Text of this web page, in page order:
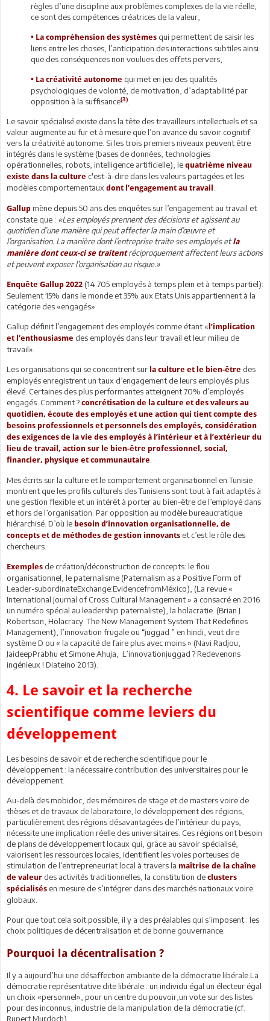
règles d’une discipline aux problèmes complexes de la vie réelle,
ce sont des compétences créatrices de la valeur,
• La compréhension des systèmes qui permettent de saisir les
liens entre les choses, l’anticipation des interactions subtiles ainsi
que des conséquences non voulues des effets pervers,
• La créativité autonome qui met en jeu des qualités
psychologiques de volonté, de motivation, d’adaptabilité par
opposition à la suffisance(3)
Le savoir spécialisé existe dans la tête des travailleurs intellectuels et sa
valeur augmente au fur et à mesure que l’on avance du savoir cognitif
vers la créativité autonome. Si les trois premiers niveaux peuvent être
intégrés dans le système (bases de données, technologies
opérationnelles, robots, intelligence artificielle), le quatrième niveau
existe dans la culture c'est-à-dire dans les valeurs partagées et les
modèles comportementaux dont l’engagement au travail
Gallup mène depuis 50 ans des enquêtes sur l’engagement au travail et
constate que : «Les employés prennent des décisions et agissent au
quotidien d’une manière qui peut affecter la main d’œuvre et
l’organisation. La manière dont l’entreprise traite ses employés etla
manière dont ceux-ci se traitentréciproquement affectent leurs actions
et peuvent exposer l’organisation au risque.»
Enquête Gallup 2022 (14.705 employés à temps plein et à temps partiel):
Seulement 15% dans le monde et 35% aux Etats Unis appartiennent à la
catégorie des «engagés»
Gallup définit l’engagement des employés comme étant « l’implication
et l’enthousiasme des employés dans leur travail et leur milieu de
travail».
Les organisations qui se concentrent sur la culture et le bien-être des
employés enregistrent un taux d’engagement de leurs employés plus
élevé. Certaines des plus performantes atteignent 70% d’employés
engagés. Comment ? concrétisation de la culture et des valeurs au
quotidien, écoute des employés et une action qui tient compte des
besoins professionnels et personnels des employés, considération
des exigences de la vie des employés à l’intérieur et à l’extérieur du
lieu de travail, action sur le bien-être professionnel, social,
financier, physique et communautaire
Mes écrits sur la culture et le comportement organisationnel en Tunisie
montrent que les profils culturels des Tunisiens sont tout à fait adaptés à
une gestion flexible et un intérêt à porter au bien-être de l’employé dans
et hors de l’organisation. Par opposition au modèle bureaucratique
hiérarchisé. D’où le besoin d’innovation organisationnelle, de
concepts et de méthodes de gestion innovants et c’est le rôle des
chercheurs.
Exemples de création/déconstruction de concepts: le flou
organisationnel, le paternalisme (Paternalism as a Positive Form of
Leader-subordinateExchange:EvidencefromMéxico), (La revue «
International Journal of Cross Cultural Management » a consacré en 2016
un numéro spécial au leadership paternaliste), la holacratie. (Brian J.
Robertson, Holacracy. The New Management System That Redefines
Management), l’innovation frugale ou “juggad ” en hindi, veut dire
système D ou « la capacité de faire plus avec moins » (Navi Radjou,
JaideepPrabhu et Simone Ahuja, L’innovationjuggad ? Redevenons
ingénieux ! Diateino 2013).
4. Le savoir et la recherche
scientifique comme leviers du
développement
Les besoins de savoir et de recherche scientifique pour le
développement : la nécessaire contribution des universitaires pour le
développement.
Au-delà des mobidoc, des mémoires de stage et de masters voire de
thèses et de travaux de laboratoire, le développement des régions,
particulièrement des régions désavantagées de l’intérieur du pays,
nécessite une implication réelle des universitaires. Ces régions ont besoin
de plans de développement locaux qui, grâce au savoir spécialisé,
valorisent les ressources locales, identifient les voies porteuses de
stimulation de l’entrepreneuriat local à travers la maîtrise de la chaîne
de valeur des activités traditionnelles, la constitution de clusters
spécialisés en mesure de s’intégrer dans des marchés nationaux voire
globaux.
Pour que tout cela soit possible, il y a des préalables qui s’imposent : les
choix politiques de décentralisation et de bonne gouvernance.
Pourquoi la décentralisation ?
Il y a aujourd’hui une désaffection ambiante de la démocratie libérale.La
démocratie représentative dite libérale : un individu égal un électeur égal
un choix «personnel», pour un centre du pouvoir,un vote sur des listes
pour des inconnus, industrie de la manipulation de la démocratie (cf.
Rupert Murdoch).